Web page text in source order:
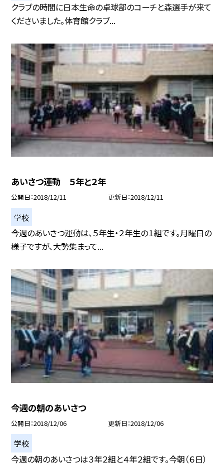
クラブの時間に日本生命の卓球部のコーチと森選手が来て
くださいました。体育館クラブ...
あいさつ運動 ５年と２年
公開日 2018/12/11 更新日 2018/12/11
学校
今週のあいさつ運動は、５年生・２年生の１組です。月曜日の
様子ですが、大勢集まって...
今週の朝のあいさつ
公開日 2018/12/06 更新日 2018/12/06
学校
今週の朝のあいさつは３年２組と４年２組です。今朝（６日）